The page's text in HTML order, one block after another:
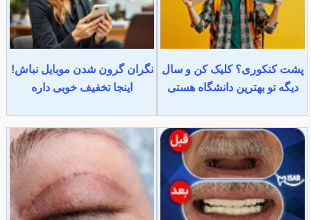
پشت کنکوری؟ کلیک کن و سال
دیگه تو بهترین دانشگاه هستی
نگران گرون شدن موبایل نباش!
اینجا تخفیف خوبی داره